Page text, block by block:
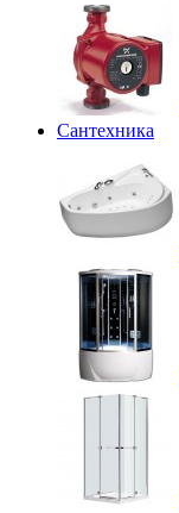
Сантехника